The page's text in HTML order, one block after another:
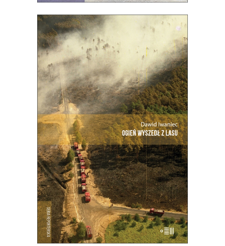
[EBOOK] OGIEŃ WYSZEDŁ Z
LASU
Premiera 26 sierpnia
42.00zł 21.00zł
E-BOOK DO KOSZYKA